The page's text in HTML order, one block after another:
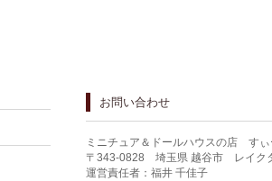
お問い合わせ
ミニチュア＆ドールハウスの店 す
〒343-0828 埼玉県 越谷市 レイク
運営責任者：福井 千佳子